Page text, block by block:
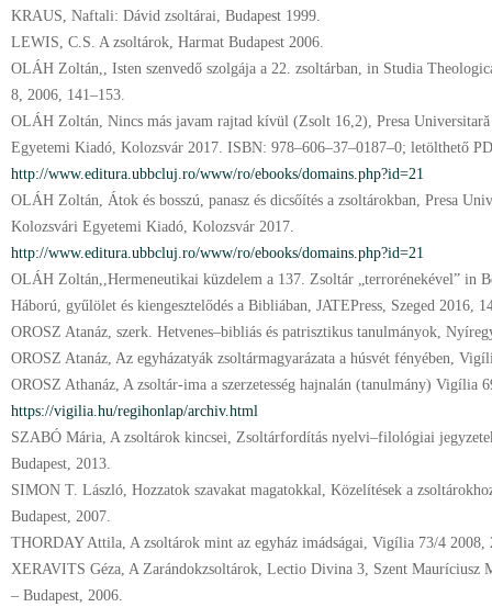
KRAUS, Naftali: Dávid zsoltárai, Budapest 1999.
LEWIS, C.S. A zsoltárok, Harmat Budapest 2006.
OLÁH Zoltán,, Isten szenvedő szolgája a 22. zsoltárban, in Studia
8, 2006, 141–153.
OLÁH Zoltán, Nincs más javam rajtad kívül (Zsolt 16,2), Presa
Egyetemi Kiadó, Kolozsvár 2017. ISBN: 978–606–37–0187–0; letölthető
http://www.editura.ubbcluj.ro/www/ro/ebooks/domains.php?id=21
OLÁH Zoltán, Átok és bosszú, panasz és dicsőítés a zsoltárokban, Presa
Kolozsvári Egyetemi Kiadó, Kolozsvár 2017.
http://www.editura.ubbcluj.ro/www/ro/ebooks/domains.php?id=21
OLÁH Zoltán,,Hermeneutikai küzdelem a 137. Zsoltár „terrorénekével” in
Háború, gyűlölet és kiengesztelődés a Bibliában, JATEPress, Szeged 2016,
OROSZ Atanáz, szerk. Hetvenes–bibliás és patrisztikus tanulmányok,
OROSZ Atanáz, Az egyházatyák zsoltármagyarázata a húsvét fényében,
OROSZ Athanáz, A zsoltár-ima a szerzetesség hajnalán (tanulmány) Vigília
https://vigilia.hu/regihonlap/archiv.html
SZABÓ Mária, A zsoltárok kincsei, Zsoltárfordítás nyelvi–filológiai
Budapest, 2013.
SIMON T. László, Hozzatok szavakat magatokkal, Közelítések a
Budapest, 2007.
THORDAY Attila, A zsoltárok mint az egyház imádságai, Vigília 73/4 2008,
XERAVITS Géza, A Zarándokzsoltárok, Lectio Divina 3, Szent Mauríciusz
– Budapest, 2006.